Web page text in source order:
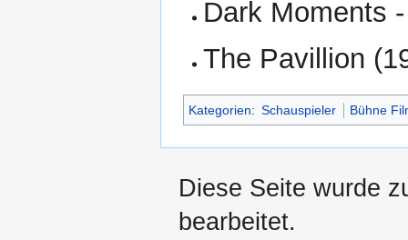
Dark Moments
The Pavillion
Kategorien: Schauspieler Bühne
Diese Seite wurde
bearbeitet.